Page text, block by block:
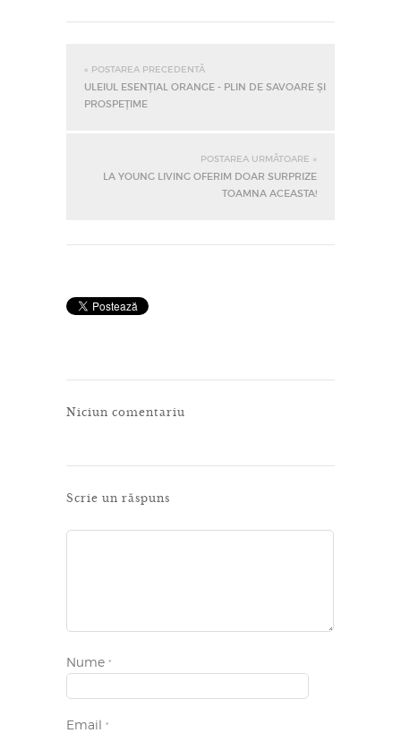
« POSTAREA PRECEDENTĂ
ULEIUL ESENȚIAL ORANGE - PLIN DE SAVOARE ȘI
PROSPEȚIME
POSTAREA URMĂTOARE »
LA YOUNG LIVING OFERIM DOAR SURPRIZE
TOAMNA ACEASTA!
Niciun comentariu
Scrie un răspuns
Nume *
Email *